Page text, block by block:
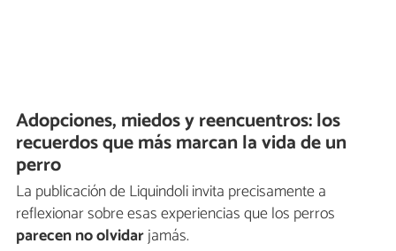
Adopciones, miedos y reencuentros: los
recuerdos que más marcan la vida de un
perro
La publicación de Liquindoli invita precisamente a
reflexionar sobre esas experiencias que los perros
parecen no olvidarjamás.